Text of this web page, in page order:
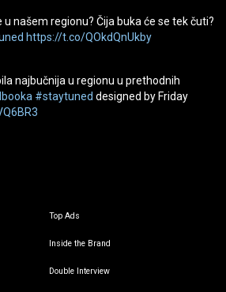
u našem regionu? Čija buka će se tek čuti?
https://t.co/QOkdQnUkby
najbučnija u regionu u prethodnih
#staytuned designed by Friday
Top Ads
Inside the Brand
Double Interview